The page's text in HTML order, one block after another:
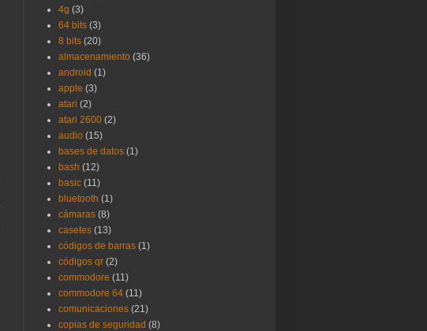
4g (3)
64 bits (3)
8 bits (20)
almacenamiento (36)
android (1)
apple (3)
atari (2)
atari 2600 (2)
audio (15)
bases de datos (1)
bash (12)
basic (11)
bluetooth (1)
cámaras (8)
casetes (13)
códigos de barras (1)
códigos qr (2)
commodore (11)
commodore 64 (11)
comunicaciones (21)
copias de seguridad (8)